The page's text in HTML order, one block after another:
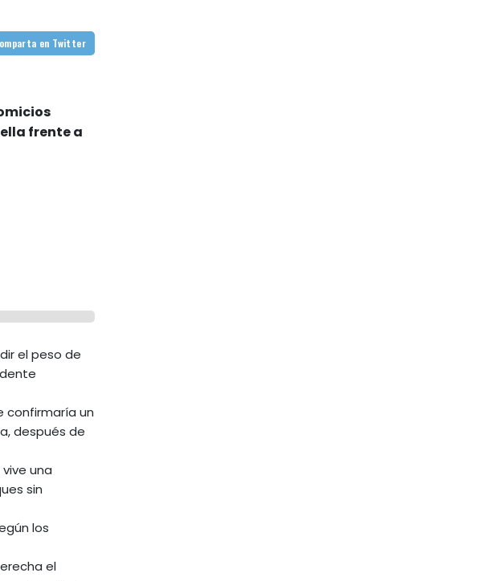
en Twitter
frente a
el peso de
confirmaría un
después de
una
sin
los
el